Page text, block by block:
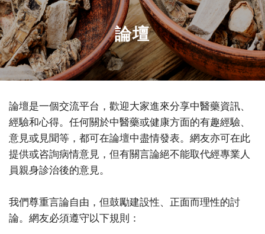
論壇
論壇是一個交流平台，歡迎大家進來分享中醫藥資訊、
經驗和心得。任何關於中醫藥或健康方面的有趣經驗、
意見或見聞等，都可在論壇中盡情發表。網友亦可在此
提供或咨詢病情意見，但有關言論絕不能取代經專業人
員親身診治後的意見。
我們尊重言論自由，但鼓勵建設性、正面而理性的討
論。網友必須遵守以下規則：